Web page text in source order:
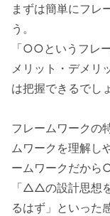
まずは簡単にフレ
う。
「○○というフレ
メリット・デメリ
は把握できるでし
フレームワークの
ムワークを理解し
ームワークだから
「△△の設計思想
るはず」といった